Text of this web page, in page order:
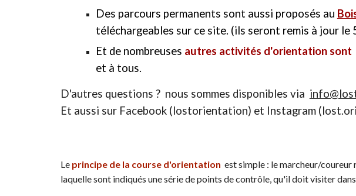
Des parcours permanents sont aussi proposés au
téléchargeables sur ce site. (ils seront remis à jour le
Et de nombreuses autres activités d'orientation sont
et à tous.
D'autres questions ? nous sommes disponibles via
Et aussi sur Facebook (lostorientation) et Instagram
Le principe de la course d'orientation est simple : le marcheur/coureur
laquelle sont indiqués une série de points de contrôle, qu'il doit visiter